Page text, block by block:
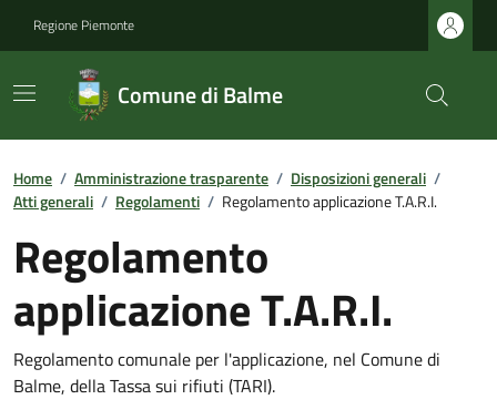
Regione Piemonte
Comune di Balme
Home / Amministrazione trasparente / Disposizioni generali /
Atti generali / Regolamenti / Regolamento applicazione T.A.R.I.
Regolamento
applicazione T.A.R.I.
Regolamento comunale per l'applicazione, nel Comune di
Balme, della Tassa sui rifiuti (TARI).